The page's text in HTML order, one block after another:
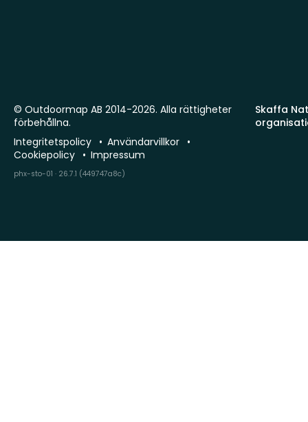
Skaffa
© Outdoormap AB 2014-2026. Alla rättigheter
förbehållna.
Integritetspolicy
Användarvillkor
Cookiepolicy
Impressum
phx-sto-01 · 26.7.1 (449747a8c)